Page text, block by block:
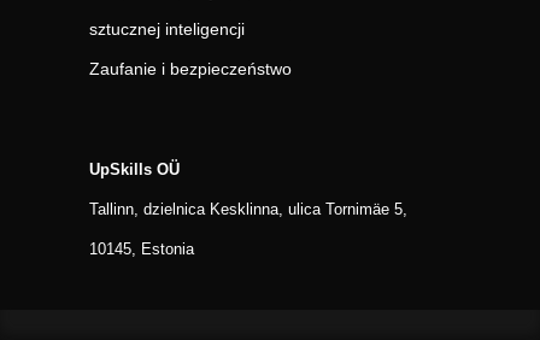
sztucznej inteligencji
Zaufanie i bezpieczeństwo
UpSkills OÜ
Tallinn, dzielnica Kesklinna, ulica Tornimäe 5,
10145, Estonia